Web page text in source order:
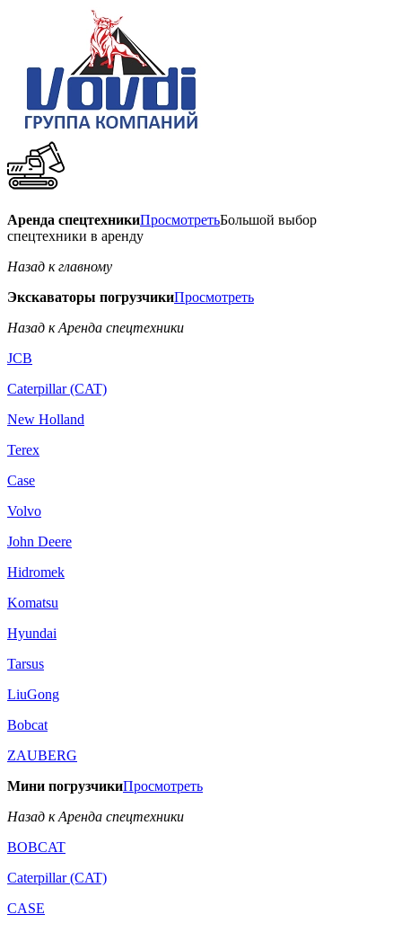
Аренда спецтехникиПросмотретьБольшой выбор
спецтехники в аренду
Назад к главному
Экскаваторы погрузчикиПросмотреть
Назад к Аренда спецтехники
JCB
Caterpillar (CAT)
New Holland
Terex
Case
Volvo
John Deere
Hidromek
Komatsu
Hyundai
Tarsus
LiuGong
Bobcat
ZAUBERG
Мини погрузчикиПросмотреть
Назад к Аренда спецтехники
BOBCAT
Caterpillar (CAT)
CASE